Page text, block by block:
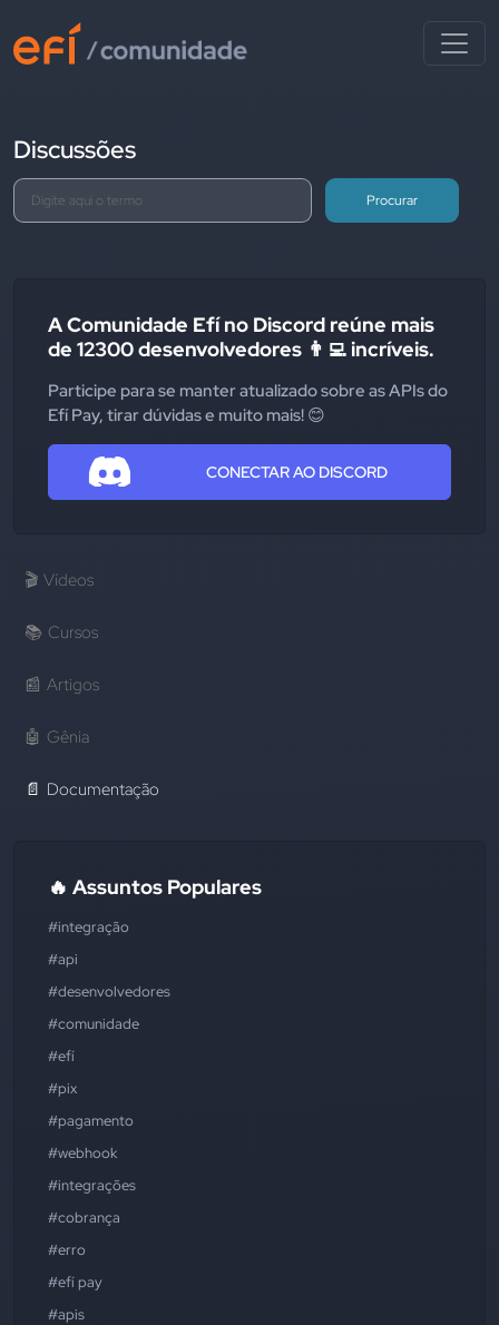
Discussões
Procurar
A Comunidade Efí no Discord reúne mais
de 12300 desenvolvedores 👨‍💻 incríveis.
Participe para se manter atualizado sobre as APIs do
Efí Pay, tirar dúvidas e muito mais! 😊
CONECTAR AO DISCORD
🎬 Vídeos
📚 Cursos
📰 Artigos
🤖 Gênia
📄 Documentação
🔥 Assuntos Populares
#integração
#api
#desenvolvedores
#comunidade
#efí
#pix
#pagamento
#webhook
#integrações
#cobrança
#erro
#efí pay
#apis